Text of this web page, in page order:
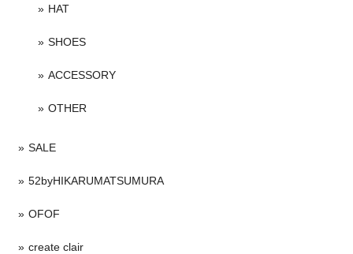
HAT
SHOES
ACCESSORY
OTHER
SALE
52byHIKARUMATSUMURA
OFOF
create clair